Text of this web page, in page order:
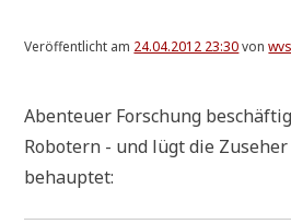
Veröffentlicht am 24.04.2012 23:30vonwvs
Aben­teu­er For­schung
Robo­tern - und lügt die Zuse­her
behauptet: